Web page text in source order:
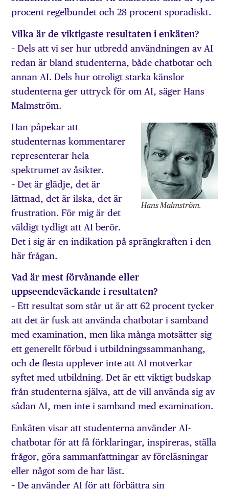
procent regelbundet och 28 procent sporadiskt.
Vilka är de viktigaste resultaten i enkäten?
– Dels att vi ser hur utbredd användningen av AI
redan är bland studenterna, både chatbotar och
annan AI. Dels hur otroligt starka känslor
studenterna ger uttryck för om AI, säger Hans
Malmström.
Hans Malmström.
Han påpekar att
studenternas kommentarer
representerar hela
spektrumet av åsikter.
– Det är glädje, det är
lättnad, det är ilska, det är
frustration. För mig är det
väldigt tydligt att AI berör.
Det i sig är en indikation på sprängkraften i den
här frågan.
Vad är mest förvånande eller
uppseendeväckande i resultaten?
– Ett resultat som står ut är att 62 procent tycker
att det är fusk att använda chatbotar i samband
med examination, men lika många motsätter sig
ett generellt förbud i utbildningssammanhang,
och de flesta upplever inte att AI motverkar
syftet med utbildning. Det är ett viktigt budskap
från studenterna själva, att de vill använda sig av
sådan AI, men inte i samband med examination.
Enkäten visar att studenterna använder AI-
chatbotar för att få förklaringar, inspireras, ställa
frågor, göra sammanfattningar av föreläsningar
eller något som de har läst.
– De använder AI för att förbättra sin